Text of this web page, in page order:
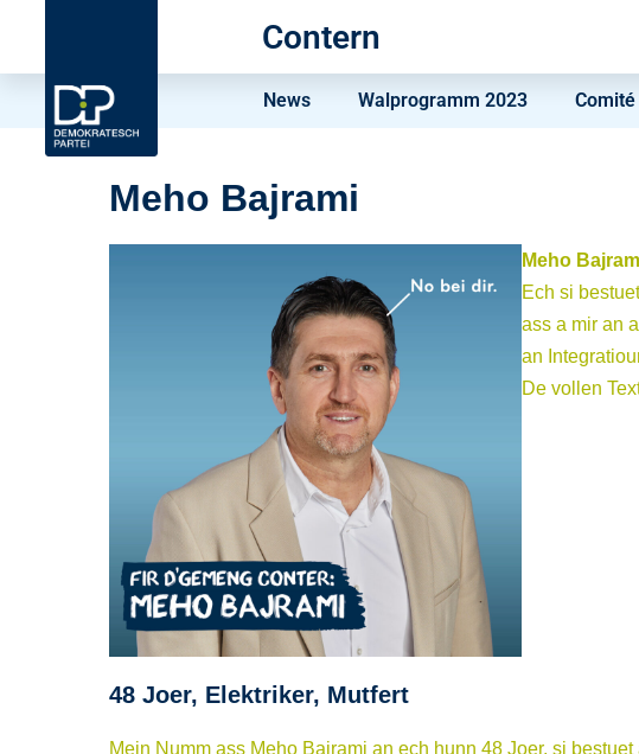
Contern
News Walprogramm 2023 Comité
Meho Bajrami
48 Joer, Elektriker, Mutfert
Meho
Ech si
ass a mir an
an
De vollen
Mein Numm ass Meho Bajrami an ech hunn 48 Joer, si